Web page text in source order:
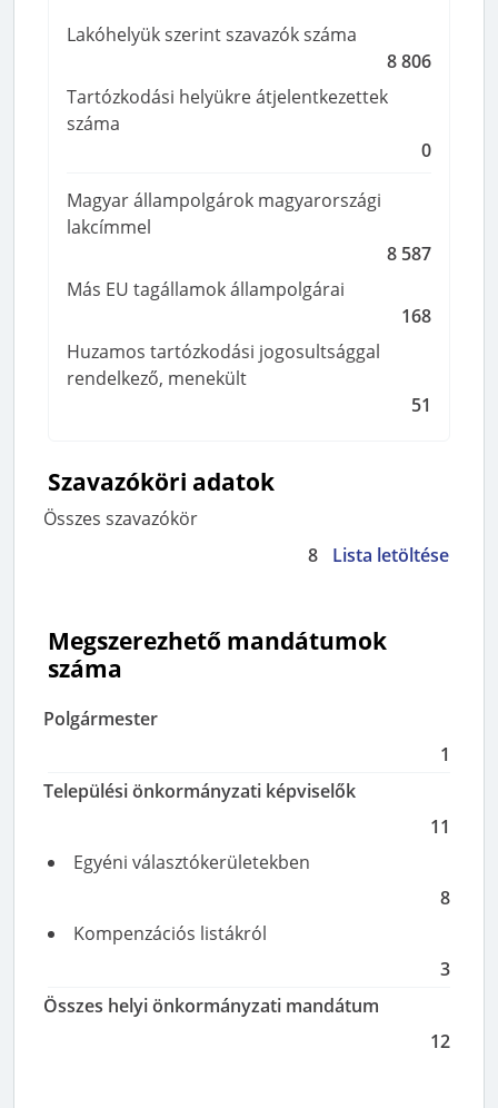
Lakóhelyük szerint szavazók száma
8 806
Tartózkodási helyükre átjelentkezettek
száma
0
Magyar állampolgárok magyarországi
lakcímmel
8 587
Más EU tagállamok állampolgárai
168
Huzamos tartózkodási jogosultsággal
rendelkező, menekült
51
Szavazóköri adatok
Összes szavazókör
8
Lista letöltése
Megszerezhető mandátumok
száma
Polgármester
1
Települési önkormányzati képviselők
11
Egyéni választókerületekben
8
Kompenzációs listákról
3
Összes helyi önkormányzati mandátum
12